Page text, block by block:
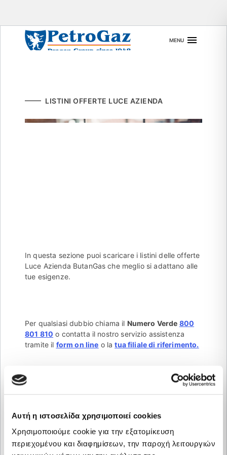
Αυτή η ιστοσελίδα χρησιμοποιεί cookies
Χρησιμοποιούμε cookie για την εξατομίκευση
περιεχομένου και διαφημίσεων, την παροχή λειτουργιών
Skip
MENU
LISTINI OFFERTE LUCE AZIENDA
In questa sezione puoi scaricare i listini delle offerte
Luce Azienda ButanGas che meglio si adattano alle
tue esigenze.
Per qualsiasi dubbio chiama il Numero Verde 800
801 810 o contatta il nostro servizio assistenza
tramite il form on line o latua filiale di riferimento.
Prezzo fisso monorario
per 12 mesi, utenze PMI